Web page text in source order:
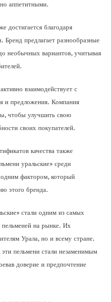
аппетитными.
достигается благодаря
предлагает разнообразные
необычных вариантов, учитывая
взаимодействует с
и предложения. Компания
чтобы улучшить свою
своих покупателей.
качества также
уральские» среди
фактором, который
этого бренда.
стали одним из самых
на рынке. Их
Урала, но и всему стране.
эти пельмени стали незаменимым
доверие и предпочтение